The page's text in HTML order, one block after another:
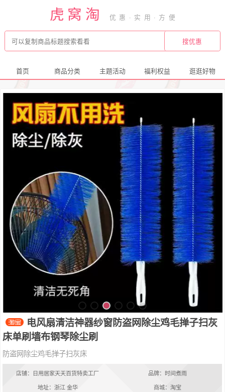
虎窝淘
首页 商品分类 主题活动 福利权益 逛逛好物
电风扇清洁神器纱窗防盗网除尘鸡毛掸子扫灰
床单刷墙布钢琴除尘刷
防盗网除尘鸡毛掸子扫灰床
店铺：日用居家天天百货特卖工厂
品牌：时间煮雨
地址：浙江 金华
商城：淘宝